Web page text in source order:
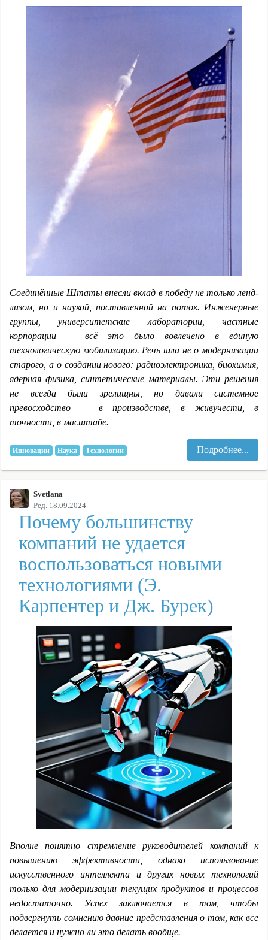
Соединённые Штаты внесли вклад в победу не только ленд-
лизом, но и наукой, поставленной на поток. Инженерные
группы, университетские лаборатории, частные
корпорации — всё это было вовлечено в единую
технологическую мобилизацию. Речь шла не о модернизации
старого, а о создании нового: радиоэлектроника, биохимия,
ядерная физика, синтетические материалы. Эти решения
не всегда были зрелищны, но давали системное
превосходство — в производстве, в живучести, в
точности, в масштабе.
Инновации Наука Технологии Подробнее...
Svetlana
Ред. 18.09.2024
Почему большинству
компаний не удается
воспользоваться новыми
технологиями (Э.
Карпентер и Дж. Бурек)
Вполне понятно стремление руководителей компаний к
повышению эффективности, однако использование
искусственного интеллекта и других новых технологий
только для модернизации текущих продуктов и процессов
недостаточно. Успех заключается в том, чтобы
подвергнуть сомнению давние представления о том, как все
делается и нужно ли это делать вообще.